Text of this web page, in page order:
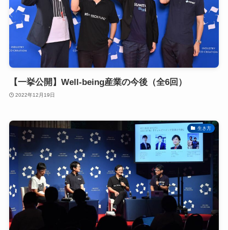
【一挙公開】Well-being産業の今後（全6回）
2022年12月19日
生き方